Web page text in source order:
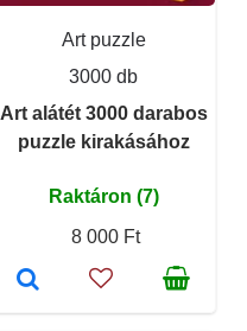
Art puzzle
3000 db
Art alátét 3000 darabos
puzzle kirakásához
Raktáron (7)
8 000 Ft